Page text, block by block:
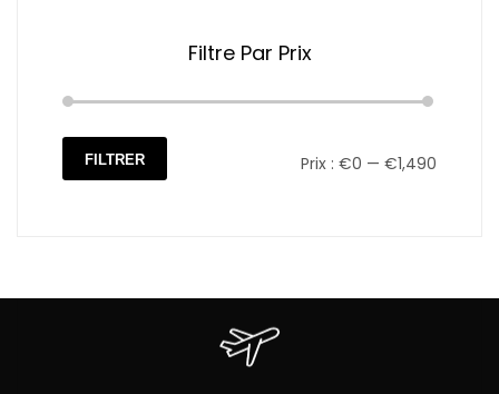
Filtre Par Prix
FILTRER Prix : €0 — €1,490